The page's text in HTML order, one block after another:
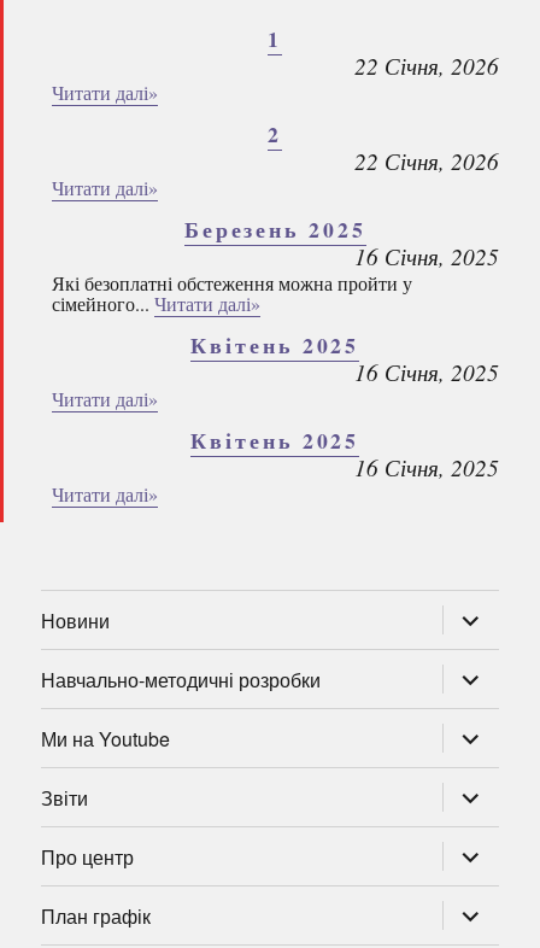
1
22 Січня, 2026
Читати далі»
2
22 Січня, 2026
Читати далі»
Березень 2025
16 Січня, 2025
Які безоплатні обстеження можна пройти у
сімейного... Читати далі»
Квітень 2025
16 Січня, 2025
Читати далі»
Квітень 2025
16 Січня, 2025
Читати далі»
Новини
підменю
Навчально-методичні розробки
підменю
Ми на Youtube
підменю
Звіти
підменю
Про центр
підменю
План графік
підменю